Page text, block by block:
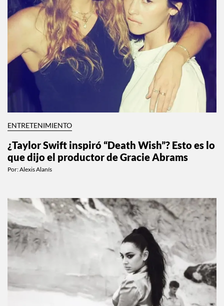
ENTRETENIMIENTO
¿Taylor Swift inspiró “Death Wish”? Esto es lo
que dijo el productor de Gracie Abrams
Por:Alexis Alanís